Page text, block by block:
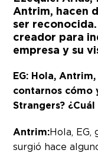
Antrim, hacen
ser
creador para
empresa y su
EG: Hola,
contarnos cómo
Strangers?
Antrim:Hola, EG,
surgió hace